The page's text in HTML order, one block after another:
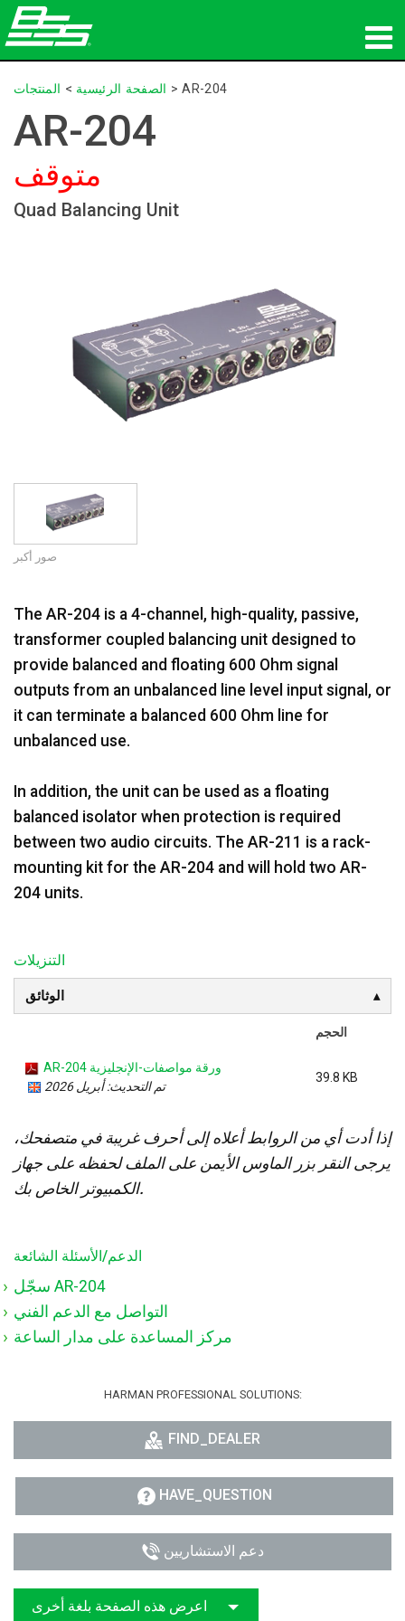
المنتجات
الصوت الشبكي
أين تشتري
الأخبار
الصفحة الرئيسية > المنتجات >AR-204
AR-204
متوقف
Quad Balancing Unit
صور أكبر
The AR-204 is a 4-channel, high-quality, passive,
transformer coupled balancing unit designed to
provide balanced and floating 600 Ohm signal
outputs from an unbalanced line level input signal, or
it can terminate a balanced 600 Ohm line for
unbalanced use.
In addition, the unit can be used as a floating
balanced isolator when protection is required
between two audio circuits. The AR-211 is a rack-
mounting kit for the AR-204 and will hold two AR-
204 units.
التنزيلات
الوثائق
الحجم
AR-204 ورقة مواصفات-الإنجليزية
تم التحديث: أبريل 2026
39.8 KB
إذا أدت أي من الروابط أعلاه إلى أحرف غريبة في متصفحك،
يرجى النقر بزر الماوس الأيمن على الملف لحفظه على جهاز
الكمبيوتر الخاص بك.
الدعم/الأسئلة الشائعة
سجّل AR-204
التواصل مع الدعم الفني
مركز المساعدة على مدار الساعة
HARMAN PROFESSIONAL SOLUTIONS:
FIND_DEALER
HAVE_QUESTION
دعم الاستشاريين
اعرض هذه الصفحة بلغة أخرى